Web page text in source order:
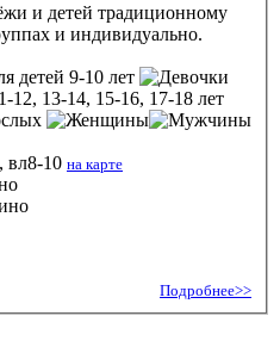
и детей традиционному
и индивидуально.
детей 9-10 лет
12, 13-14, 15-16, 17-18 лет
вл8-10 на карте
Подробнее>>